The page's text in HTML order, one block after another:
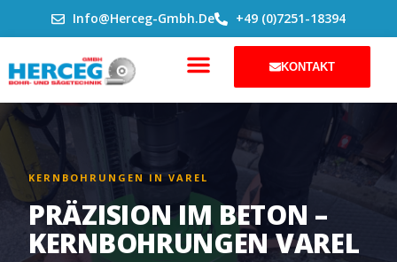
Info@herceg-Gmbh.de +49 (0)7251-18394
KONTAKT
KERNBOHRUNGEN IN VAREL
PRÄZISION IM BETON –
KERNBOHRUNGEN VAREL